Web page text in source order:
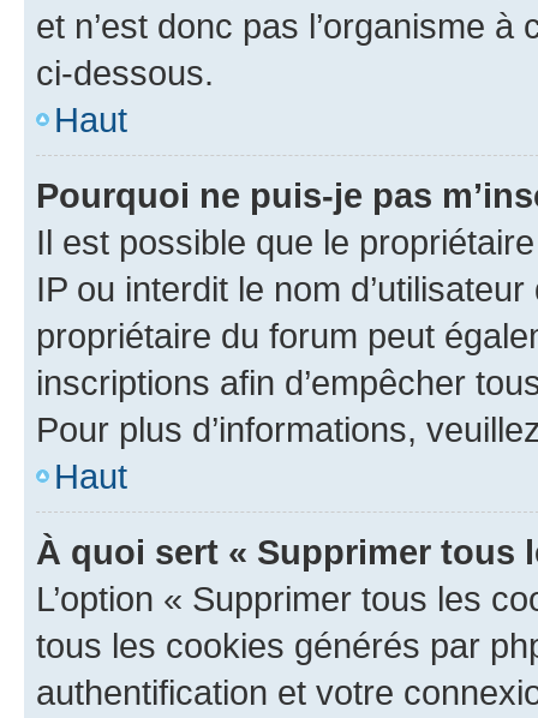
et n’est donc pas l’organisme
ci-dessous.
Haut
Pourquoi ne puis-je pas
Il est possible que le
IP ou interdit le nom
propriétaire du forum peut
inscriptions afin d’empêcher
Pour plus d’informations,
Haut
À quoi sert « Supprimer tous
L’option « Supprimer tous les
tous les cookies générés par
authentification et votre